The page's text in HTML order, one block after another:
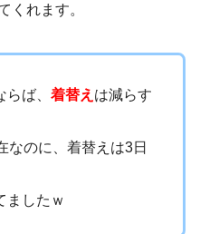
くれます。
ば、 着替え は減らす
なのに、着替えは3日
ましたｗ